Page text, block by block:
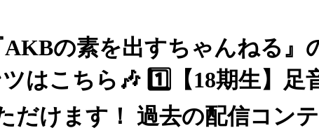
の素を出すちゃんねる』
ツはこちら🎶 1️⃣【18期生】
だけます！ 過去の配信コン